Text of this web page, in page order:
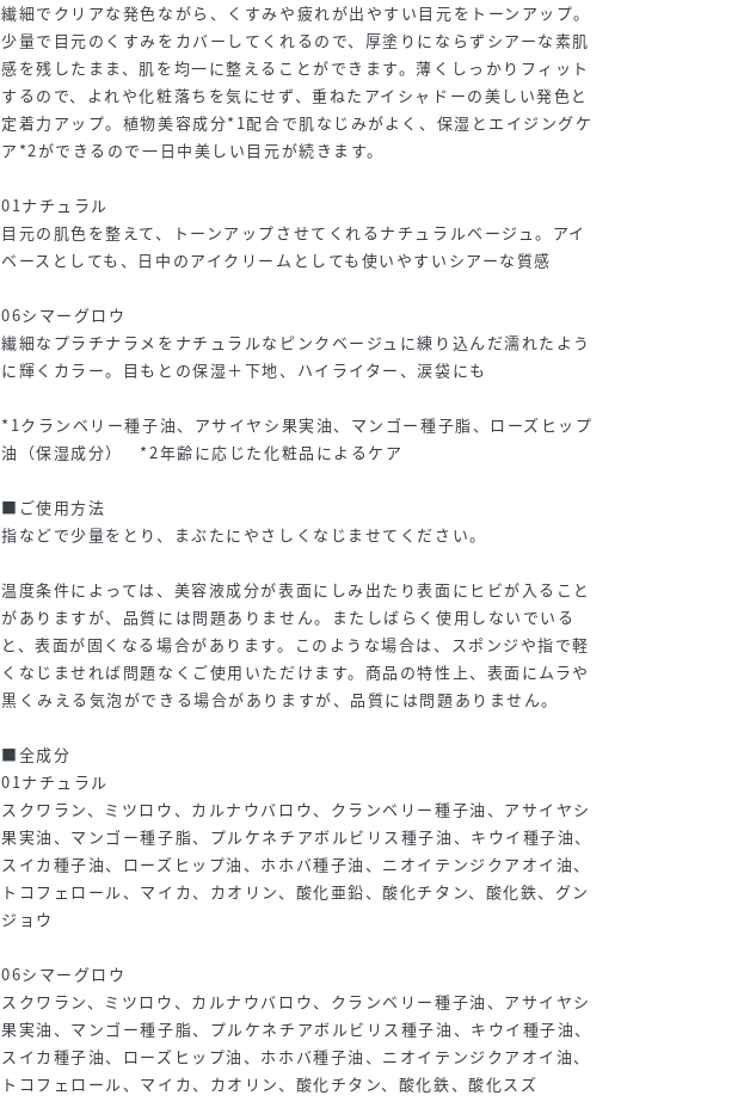
繊細でクリアな発色ながら、くすみや疲れが出やすい目元をトーンアップ。
少量で目元のくすみをカバーしてくれるので、厚塗りにならずシアーな素肌
感を残したまま、肌を均一に整えることができます。薄くしっかりフィット
するので、よれや化粧落ちを気にせず、重ねたアイシャドーの美しい発色と
定着力アップ。植物美容成分*1配合で肌なじみがよく、保湿とエイジングケ
ア*2ができるので一日中美しい目元が続きます。
01ナチュラル
目元の肌色を整えて、トーンアップさせてくれるナチュラルベージュ。アイ
ベースとしても、日中のアイクリームとしても使いやすいシアーな質感
06シマーグロウ
繊細なプラチナラメをナチュラルなピンクベージュに練り込んだ濡れたよう
に輝くカラー。目もとの保湿＋下地、ハイライター、涙袋にも
*1クランベリー種子油、アサイヤシ果実油、マンゴー種子脂、ローズヒップ
油（保湿成分） *2年齢に応じた化粧品によるケア
■ご使用方法
指などで少量をとり、まぶたにやさしくなじませてください。
温度条件によっては、美容液成分が表面にしみ出たり表面にヒビが入ること
がありますが、品質には問題ありません。またしばらく使用しないでいる
と、表面が固くなる場合があります。このような場合は、スポンジや指で軽
くなじませれば問題なくご使用いただけます。商品の特性上、表面にムラや
黒くみえる気泡ができる場合がありますが、品質には問題ありません。
■全成分
01ナチュラル
スクワラン、ミツロウ、カルナウバロウ、クランベリー種子油、アサイヤシ
果実油、マンゴー種子脂、プルケネチアボルビリス種子油、キウイ種子油、
スイカ種子油、ローズヒップ油、ホホバ種子油、ニオイテンジクアオイ油、
トコフェロール、マイカ、カオリン、酸化亜鉛、酸化チタン、酸化鉄、グン
ジョウ
06シマーグロウ
スクワラン、ミツロウ、カルナウバロウ、クランベリー種子油、アサイヤシ
果実油、マンゴー種子脂、プルケネチアボルビリス種子油、キウイ種子油、
スイカ種子油、ローズヒップ油、ホホバ種子油、ニオイテンジクアオイ油、
トコフェロール、マイカ、カオリン、酸化チタン、酸化鉄、酸化スズ